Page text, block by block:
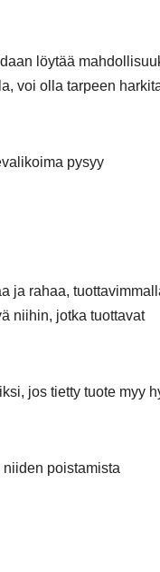
löytää
voi olla tarpeen
pysyy
ja rahaa,
niihin, jotka tuottavat
jos tietty tuote myy
poistamista